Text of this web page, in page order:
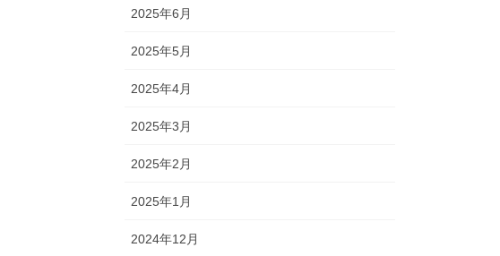
2025年6月
2025年5月
2025年4月
2025年3月
2025年2月
2025年1月
2024年12月